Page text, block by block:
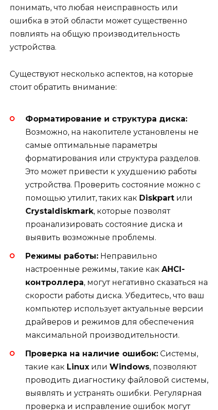
понимать, что любая неисправность или
ошибка в этой области может существенно
повлиять на общую производительность
устройства.
Существуют несколько аспектов, на которые
стоит обратить внимание:
Форматирование и структура диска:
Возможно, на накопителе установлены не
самые оптимальные параметры
форматирования или структура разделов.
Это может привести к ухудшению работы
устройства. Проверить состояние можно с
помощью утилит, таких как Diskpart или
Crystaldiskmark, которые позволят
проанализировать состояние диска и
выявить возможные проблемы.
Режимы работы: Неправильно
настроенные режимы, такие как AHCI-
контроллера, могут негативно сказаться на
скорости работы диска. Убедитесь, что ваш
компьютер использует актуальные версии
драйверов и режимов для обеспечения
максимальной производительности.
Проверка на наличие ошибок: Системы,
такие как Linux или Windows, позволяют
проводить диагностику файловой системы,
выявлять и устранять ошибки. Регулярная
проверка и исправление ошибок могут